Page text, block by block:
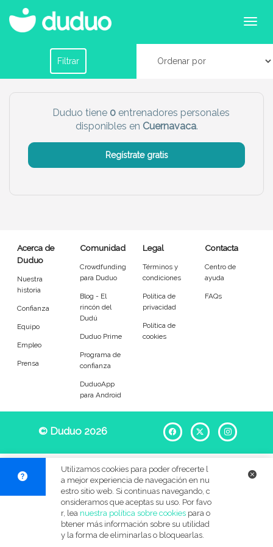
Entrenadores personales en Cuernavaca
Filtrar
Filtrar por horario
Chico Chica
Más servicio del dudú
Limpieza Manitas
Entrenador Asistente
Tipo de atención
Yoga
Tenis
Pilates
Idiomas del dudú
Cerrar Filtrar
Duduo tiene 0 entrenadores personales
disponibles en Cuernavaca.
Regístrate gratis
Acerca de
Duduo
Nuestra
historia
Confianza
Equipo
Empleo
Prensa
Comunidad
Crowdfunding
para Duduo
Blog - El
rincón del
Dudú
Duduo Prime
Programa de
confianza
DuduoApp
para Android
Legal
Términos y
condiciones
Política de
privacidad
Política de
cookies
Contacta
Centro de
ayuda
FAQs
© Duduo 2026 Facebook
X
Utilizamos cookies para poder ofrecerte l
a mejor experiencia de navegación en nu
estro sitio web. Si continuas navegando, c
onsideramos que aceptas su uso. Por favo
r, lea nuestra política sobre cookiespara o
btener más información sobre su utilidad
y la forma de eliminarlas o bloquearlas.